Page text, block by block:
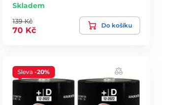
Skladem
139 Kč
70 Kč
Do košíku
Sleva-20%